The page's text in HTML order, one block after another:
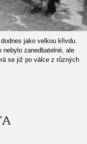
jako velkou křivdu.
zanedbatelné, ale
se již po válce z různých